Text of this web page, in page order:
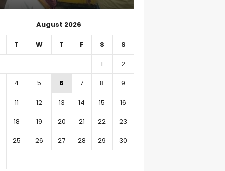
August 2026
T W T F S S
1
2
4 5 6 7 8
9
11 12 13 14 15
16
18 19 20 21 22
23
25 26 27 28 29
30